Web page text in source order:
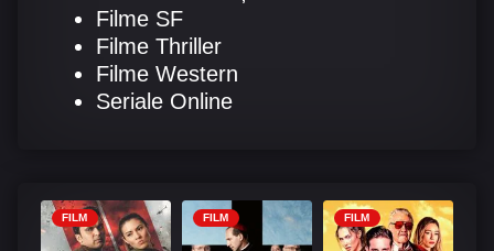
Filme SF
Filme Thriller
Filme Western
Seriale Online
FILM FILM FILM